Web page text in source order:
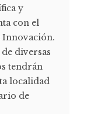
y
con el
Innovación.
diversas
tendrán
localidad
de